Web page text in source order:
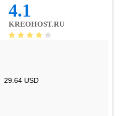
4.1
KREOHOST.RU
29.64 USD